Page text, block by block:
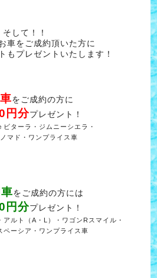
そして！！
車をご成約頂いた方に
もプレゼントいたします！
をご成約の方に
円分プレゼント！
ターラ・ジムニーシエラ・
マド・ワンプライス車
をご成約の方には
円分プレゼント！
ルト（A・L）・ワゴンRスマイル・
ペーシア・ワンプライス車